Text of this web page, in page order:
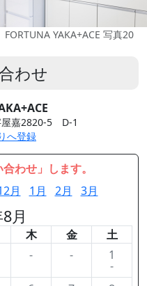
FORTUNA YAKA+ACE 写真20
わせ
屋嘉2820-5 D-1
へ登録
わせ」します。
月 1月 2月 3月
月
木 金
土
- - 1
-